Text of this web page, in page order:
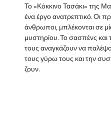
Το «Κόκκινο Τασάκι» της
ένα έργο ανα­τρεπτικό. Οι
άνθρωποι, μπλέκονται σε
μυστηρίου. Το σασπένς
τους αναγκάζουν να
τους γύρω τους και την
ζουν.